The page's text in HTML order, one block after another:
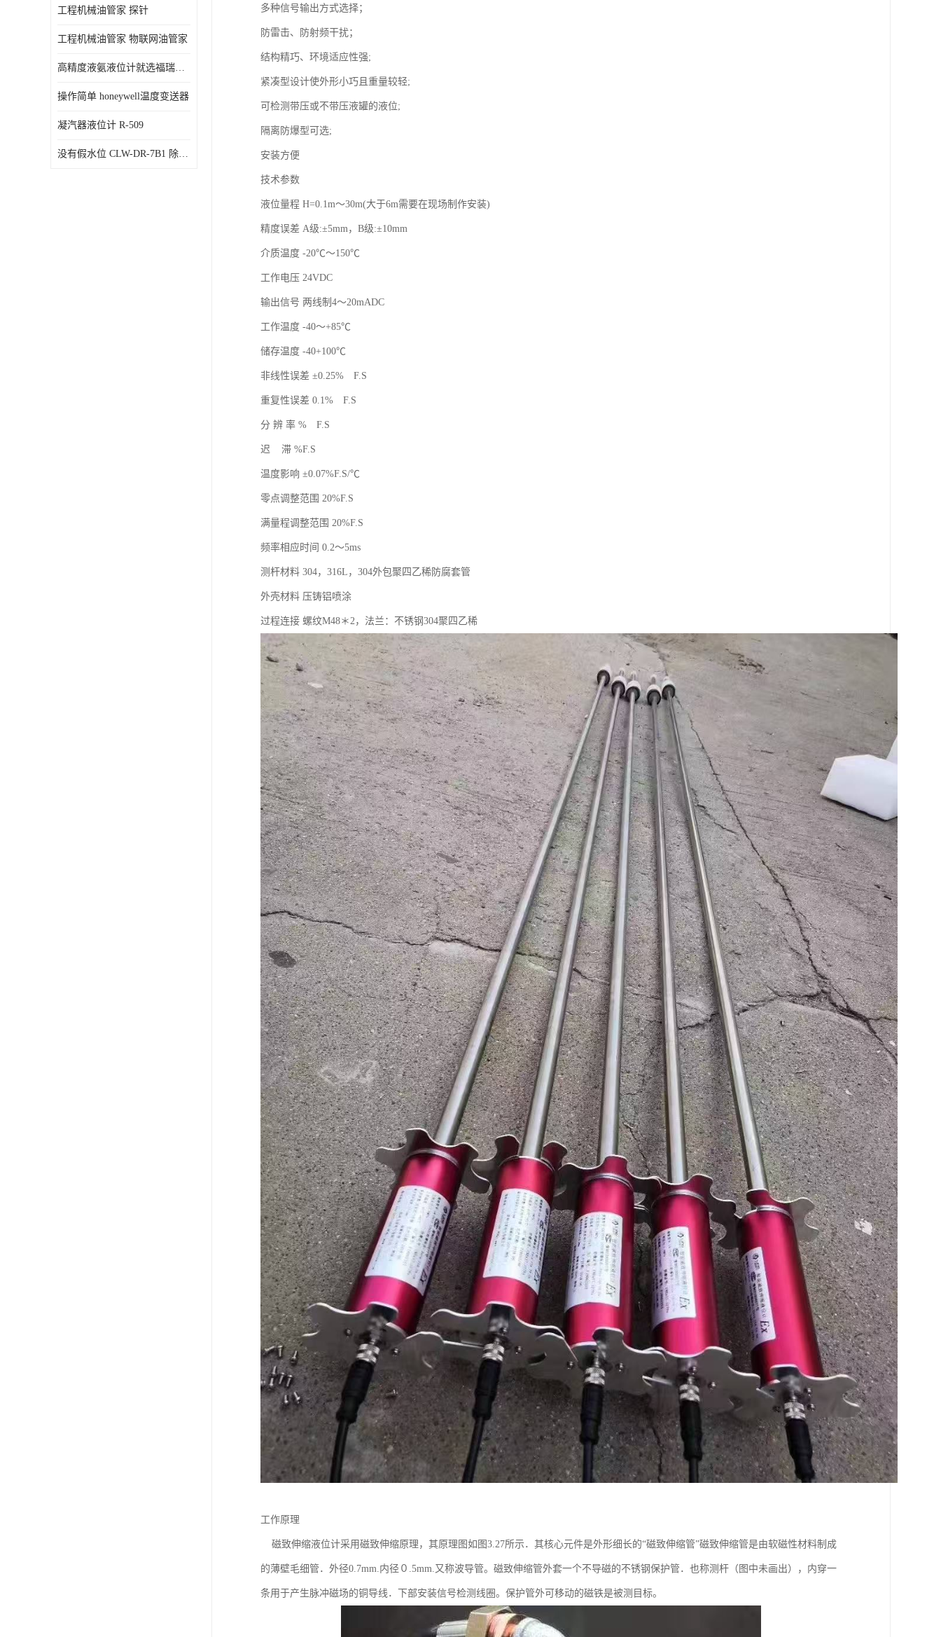
工程机械油管家 探针
工程机械油管家 物联网油管家
高精度液氨液位计就选福瑞德仪表
操作简单 honeywell温度变送器
凝汽器液位计 R-509
没有假水位 CLW-DR-7B1 除氧器水位测量
多种信号输出方式选择；
防雷击、防射频干扰；
结构精巧、环境适应性强;
紧凑型设计使外形小巧且重量较轻;
可检测带压或不带压液罐的液位;
隔离防爆型可选;
安装方便
技术参数
液位量程 H=0.1m～30m(大于6m需要在现场制作安装)
精度误差 A级:±5mm，B级:±10mm
介质温度 -20℃～150℃
工作电压 24VDC
输出信号 两线制4～20mADC
工作温度 -40～+85℃
储存温度 -40+100℃
非线性误差 ±0.25% F.S
重复性误差 0.1% F.S
分 辨 率 % F.S
迟 滞 %F.S
温度影响 ±0.07%F.S/℃
零点调整范围 20%F.S
满量程调整范围 20%F.S
频率相应时间 0.2～5ms
测杆材料 304，316L，304外包聚四乙稀防腐套管
外壳材料 压铸铝喷涂
过程连接 螺纹M48＊2，法兰：不锈钢304聚四乙稀
工作原理
磁致伸缩液位计采用磁致伸缩原理，其原理图如图3.27所示．其核心元件是外形细长的“磁致伸缩管”磁致伸缩管是由软磁性材料制成
的薄壁毛细管．外径0.7mm.内径０.5mm.又称波导管。磁致伸缩管外套一个不导磁的不锈钢保护管．也称测杆（图中未画出），内穿一
条用于产生脉冲磁场的铜导线．下部安装信号检测线圈。保护管外可移动的磁铁是被测目标。